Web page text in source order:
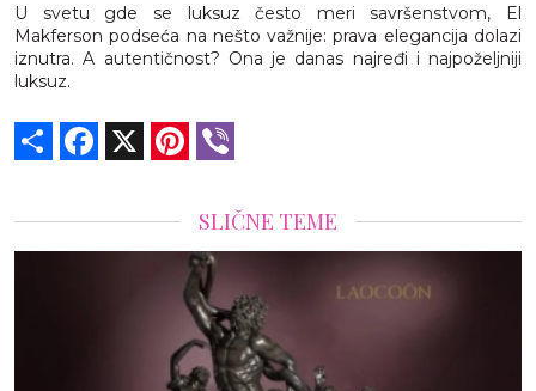
U svetu gde se luksuz često meri savršenstvom, El
Makferson podseća na nešto važnije: prava elegancija dolazi
iznutra. A autentičnost? Ona je danas najređi i najpoželjniji
luksuz.
Share Facebook Pinterest
SLIČNE TEME